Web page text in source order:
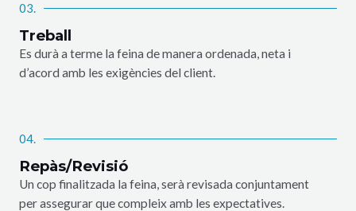
03.
Treball
Es durà a terme la feina de manera ordenada, neta i
d’acord amb les exigències del client.
04.
Repàs/Revisió
Un cop finalitzada la feina, serà revisada conjuntament
per assegurar que compleix amb les expectatives.